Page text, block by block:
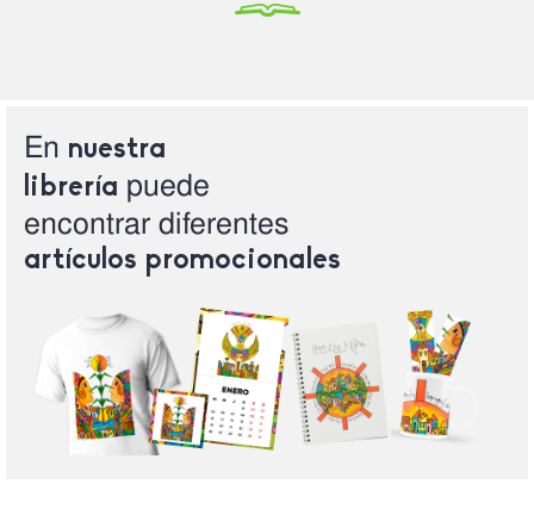
En nuestra
librería puede
encontrar diferentes
artículos promocionales